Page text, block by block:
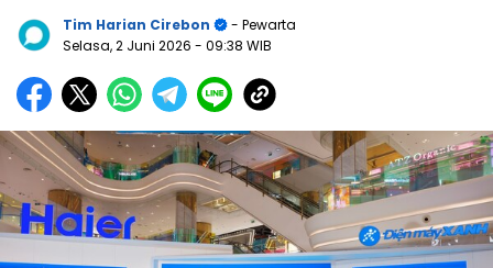
Tim Harian Cirebon
- Pewarta
Selasa, 2 Juni 2026 - 09:38 WIB